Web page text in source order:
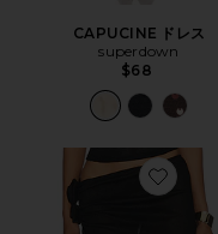
CAPUCINE ドレス
superdown
$68
Favorite